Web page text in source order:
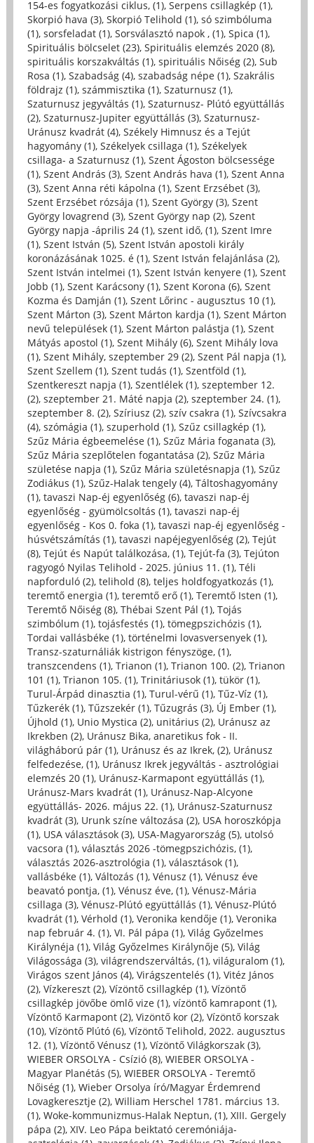
154-es fogyatkozási ciklus, (1), Serpens csillagkép (1),
Skorpió hava (3), Skorpió Telihold (1), só szimbóluma
(1), sorsfeladat (1), Sorsválasztó napok , (1), Spica (1),
Spirituális bölcselet (23), Spirituális elemzés 2020 (8),
spirituális korszakváltás (1), spirituális Nőiség (2), Sub
Rosa (1), Szabadság (4), szabadság népe (1), Szakrális
földrajz (1), számmisztika (1), Szaturnusz (1),
Szaturnusz jegyváltás (1), Szaturnusz- Plútó együttállás
(2), Szaturnusz-Jupiter együttállás (3), Szaturnusz-
Uránusz kvadrát (4), Székely Himnusz és a Tejút
hagyomány (1), Székelyek csillaga (1), Székelyek
csillaga- a Szaturnusz (1), Szent Ágoston bölcsessége
(1), Szent András (3), Szent András hava (1), Szent Anna
(3), Szent Anna réti kápolna (1), Szent Erzsébet (3),
Szent Erzsébet rózsája (1), Szent György (3), Szent
György lovagrend (3), Szent György nap (2), Szent
György napja -április 24 (1), szent idő, (1), Szent Imre
(1), Szent István (5), Szent István apostoli király
koronázásának 1025. é (1), Szent István felajánlása (2),
Szent István intelmei (1), Szent István kenyere (1), Szent
Jobb (1), Szent Karácsony (1), Szent Korona (6), Szent
Kozma és Damján (1), Szent Lőrinc - augusztus 10 (1),
Szent Márton (3), Szent Márton kardja (1), Szent Márton
nevű települések (1), Szent Márton palástja (1), Szent
Mátyás apostol (1), Szent Mihály (6), Szent Mihály lova
(1), Szent Mihály, szeptember 29 (2), Szent Pál napja (1),
Szent Szellem (1), Szent tudás (1), Szentföld (1),
Szentkereszt napja (1), Szentlélek (1), szeptember 12.
(2), szeptember 21. Máté napja (2), szeptember 24. (1),
szeptember 8. (2), Szíriusz (2), szív csakra (1), Szívcsakra
(4), szómágia (1), szuperhold (1), Szűz csillagkép (1),
Szűz Mária égbeemelése (1), Szűz Mária foganata (3),
Szűz Mária szeplőtelen fogantatása (2), Szűz Mária
születése napja (1), Szűz Mária születésnapja (1), Szűz
Zodiákus (1), Szűz-Halak tengely (4), Táltoshagyomány
(1), tavaszi Nap-éj egyenlőség (6), tavaszi nap-éj
egyenlőség - gyümölcsoltás (1), tavaszi nap-éj
egyenlőség - Kos 0. foka (1), tavaszi nap-éj egyenlőség -
húsvétszámítás (1), tavaszi napéjegyenlőség (2), Tejút
(8), Tejút és Napút találkozása, (1), Tejút-fa (3), Tejúton
ragyogó Nyilas Telihold - 2025. június 11. (1), Téli
napforduló (2), telihold (8), teljes holdfogyatkozás (1),
teremtő energia (1), teremtő erő (1), Teremtő Isten (1),
Teremtő Nőiség (8), Thébai Szent Pál (1), Tojás
szimbólum (1), tojásfestés (1), tömegpszichózis (1),
Tordai vallásbéke (1), történelmi lovasversenyek (1),
Transz-szaturnáliák kistrigon fényszöge, (1),
transzcendens (1), Trianon (1), Trianon 100. (2), Trianon
101 (1), Trianon 105. (1), Trinitáriusok (1), tükör (1),
Turul-Árpád dinasztia (1), Turul-vérű (1), Tűz-Víz (1),
Tűzkerék (1), Tűzszekér (1), Tűzugrás (3), Új Ember (1),
Újhold (1), Unio Mystica (2), unitárius (2), Uránusz az
Ikrekben (2), Uránusz Bika, anaretikus fok - II.
világháború pár (1), Uránusz és az Ikrek, (2), Uránusz
felfedezése, (1), Uránusz Ikrek jegyváltás - asztrológiai
elemzés 20 (1), Uránusz-Karmapont együttállás (1),
Uránusz-Mars kvadrát (1), Uránusz-Nap-Alcyone
együttállás- 2026. május 22. (1), Uránusz-Szaturnusz
kvadrát (3), Urunk színe változása (2), USA horoszkópja
(1), USA választások (3), USA-Magyarország (5), utolsó
vacsora (1), választás 2026 -tömegpszichózis, (1),
választás 2026-asztrológia (1), választások (1),
vallásbéke (1), Változás (1), Vénusz (1), Vénusz éve
beavató pontja, (1), Vénusz éve, (1), Vénusz-Mária
csillaga (3), Vénusz-Plútó együttállás (1), Vénusz-Plútó
kvadrát (1), Vérhold (1), Veronika kendője (1), Veronika
nap február 4. (1), VI. Pál pápa (1), Világ Győzelmes
Királynéja (1), Világ Győzelmes Királynője (5), Világ
Világossága (3), világrendszerváltás, (1), világuralom (1),
Virágos szent János (4), Virágszentelés (1), Vitéz János
(2), Vízkereszt (2), Vízöntő csillagkép (1), Vízöntő
csillagkép jövőbe ömlő vize (1), vízöntő kamrapont (1),
Vízöntő Karmapont (2), Vizöntő kor (2), Vízöntő korszak
(10), Vízöntő Plútó (6), Vízöntő Telihold, 2022. augusztus
12. (1), Vízöntő Vénusz (1), Vízöntő Világkorszak (3),
WIEBER ORSOLYA - Csízió (8), WIEBER ORSOLYA -
Magyar Planétás (5), WIEBER ORSOLYA - Teremtő
Nőiség (1), Wieber Orsolya író/Magyar Érdemrend
Lovagkeresztje (2), William Herschel 1781. március 13.
(1), Woke-kommunizmus-Halak Neptun, (1), XIII. Gergely
pápa (2), XIV. Leo Pápa beiktató ceremóniája-